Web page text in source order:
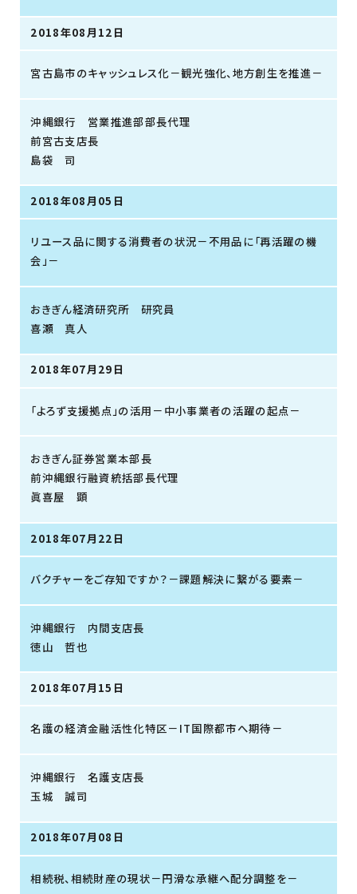
2018年08月12日
宮古島市のキャッシュレス化－観光強化、地方創生を推進－
沖縄銀行 営業推進部部長代理
前宮古支店長
島袋 司
2018年08月05日
リユース品に関する消費者の状況－不用品に「再活躍の機
会」－
おきぎん経済研究所 研究員
喜瀬 真人
2018年07月29日
「よろず支援拠点」の活用－中小事業者の活躍の起点－
おきぎん証券営業本部長
前沖縄銀行融資統括部長代理
眞喜屋 顕
2018年07月22日
バクチャーをご存知ですか？－課題解決に繋がる要素－
沖縄銀行 内間支店長
徳山 哲也
2018年07月15日
名護の経済金融活性化特区－IT国際都市へ期待－
沖縄銀行 名護支店長
玉城 誠司
2018年07月08日
相続税、相続財産の現状－円滑な承継へ配分調整を－